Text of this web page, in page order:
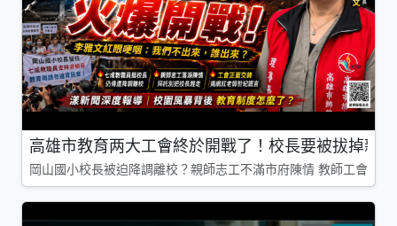
高雄市教育两大工會終於開戰了！校長要被拔掉親
岡山國小校長被迫降調離校？親師志工不滿市府陳情 教師工會槓